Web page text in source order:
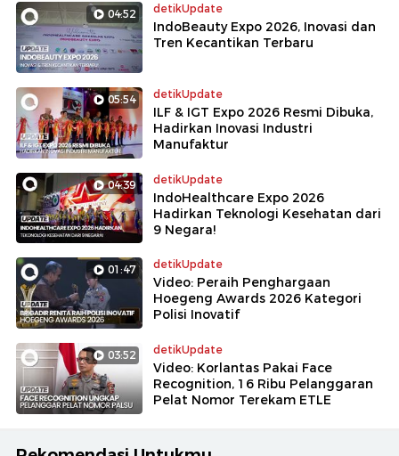
04:52 detikUpdate
IndoBeauty Expo 2026, Inovasi dan
Tren Kecantikan Terbaru
05:54 detikUpdate
ILF & IGT Expo 2026 Resmi Dibuka,
Hadirkan Inovasi Industri
Manufaktur
04:39 detikUpdate
IndoHealthcare Expo 2026
Hadirkan Teknologi Kesehatan dari
9 Negara!
01:47 detikUpdate
Video: Peraih Penghargaan
Hoegeng Awards 2026 Kategori
Polisi Inovatif
03:52 detikUpdate
Video: Korlantas Pakai Face
Recognition, 16 Ribu Pelanggaran
Pelat Nomor Terekam ETLE